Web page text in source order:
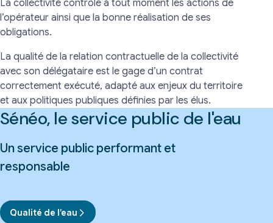
La collectivité contrôle à tout moment les actions de
l’opérateur ainsi que la bonne réalisation de ses
obligations.
La qualité de la relation contractuelle de la collectivité
avec son délégataire est le gage d’un contrat
correctement exécuté, adapté aux enjeux du territoire
et aux politiques publiques définies par les élus.
Sénéo, le service public de l'eau
Un service public performant et
responsable
Qualité de l’eau